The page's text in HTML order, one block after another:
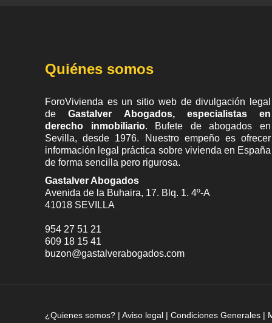
Quiénes somos
ForoVivienda es un sitio web de divulgación legal
deGastalver Abogados, especialistas en
derecho inmobiliario. Bufete deabogados en
Sevilla, desde 1976. Nuestro empeño es ofrecer
información legal práctica sobre vivienda en España
de forma sencilla pero rigurosa.
Gastalver Abogados
Avenida de la Buhaira, 17. Blq. 1. 4º-A
41018 SEVILLA
954 27 51 21
609 18 15 41
buzon@gastalverabogados.com
¿Quienes somos? | Aviso legal | Condiciones Generales |